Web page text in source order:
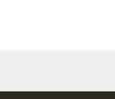
なお、ご連絡手段は、